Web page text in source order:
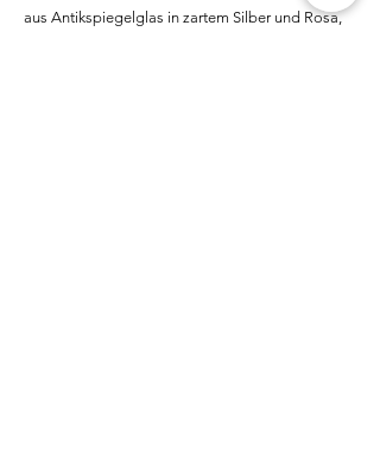
aus Antikspiegelglas in zartem Silber und Rosa,